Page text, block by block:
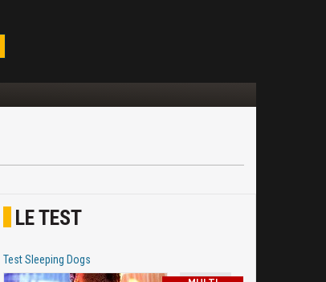
LE TEST
Test Sleeping Dogs